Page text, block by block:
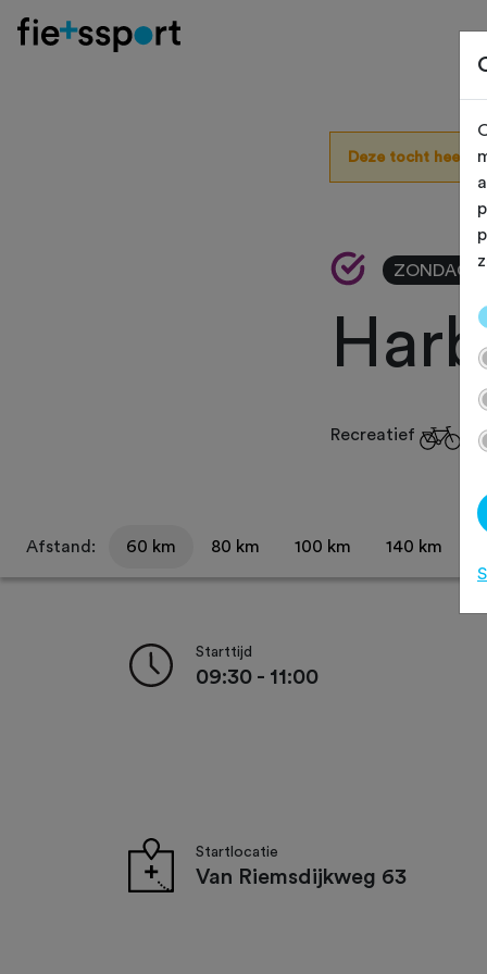
Deze tocht heeft
ZONDAG
Recreatief
Afstand: 60 km 80 km 100 km 140 km
Starttijd
09:30 - 11:00
Startlocatie
Van Riemsdijkweg 63